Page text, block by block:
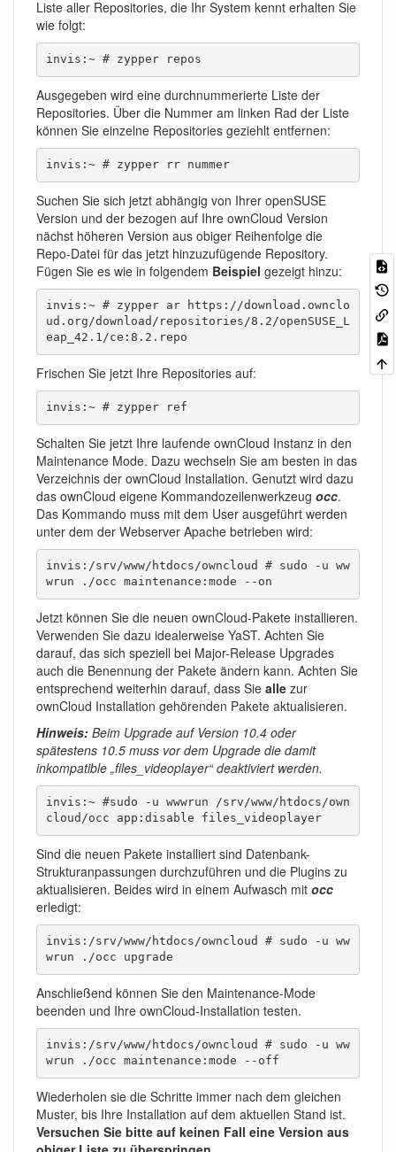
Liste aller Repositories, die Ihr System kennt erhalten Sie
wie folgt:
invis:~ # zypper repos
Ausgegeben wird eine durchnummerierte Liste der
Repositories. Über die Nummer am linken Rad der Liste
können Sie einzelne Repositories geziehlt entfernen:
invis:~ # zypper rr nummer
Suchen Sie sich jetzt abhängig von Ihrer openSUSE
Version und der bezogen auf Ihre ownCloud Version
nächst höheren Version aus obiger Reihenfolge die
Repo-Datei für das jetzt hinzuzufügende Repository.
Fügen Sie es wie in folgendem Beispiel gezeigt hinzu:
invis:~ # zypper ar https://download.ownclo
ud.org/download/repositories/8.2/openSUSE_L
eap_42.1/ce:8.2.repo
Frischen Sie jetzt Ihre Repositories auf:
invis:~ # zypper ref
Schalten Sie jetzt Ihre laufende ownCloud Instanz in den
Maintenance Mode. Dazu wechseln Sie am besten in das
Verzeichnis der ownCloud Installation. Genutzt wird dazu
das ownCloud eigene Kommandozeilenwerkzeug occ.
Das Kommando muss mit dem User ausgeführt werden
unter dem der Webserver Apache betrieben wird:
invis:/srv/www/htdocs/owncloud # sudo -u ww
wrun ./occ maintenance:mode --on
Jetzt können Sie die neuen ownCloud-Pakete installieren.
Verwenden Sie dazu idealerweise YaST. Achten Sie
darauf, das sich speziell bei Major-Release Upgrades
auch die Benennung der Pakete ändern kann. Achten Sie
entsprechend weiterhin darauf, dass Sie alle zur
ownCloud Installation gehörenden Pakete aktualisieren.
Hinweis: Beim Upgrade auf Version 10.4 oder
spätestens 10.5 muss vor dem Upgrade die damit
inkompatible „files_videoplayer“ deaktiviert werden.
invis:~ #sudo -u wwwrun /srv/www/htdocs/own
cloud/occ app:disable files_videoplayer
Sind die neuen Pakete installiert sind Datenbank-
Strukturanpassungen durchzuführen und die Plugins zu
aktualisieren. Beides wird in einem Aufwasch mit occ
erledigt:
invis:/srv/www/htdocs/owncloud # sudo -u ww
wrun ./occ upgrade
Anschließend können Sie den Maintenance-Mode
beenden und Ihre ownCloud-Installation testen.
invis:/srv/www/htdocs/owncloud # sudo -u ww
wrun ./occ maintenance:mode --off
Wiederholen sie die Schritte immer nach dem gleichen
Muster, bis Ihre Installation auf dem aktuellen Stand ist.
Versuchen Sie bitte auf keinen Fall eine Version aus